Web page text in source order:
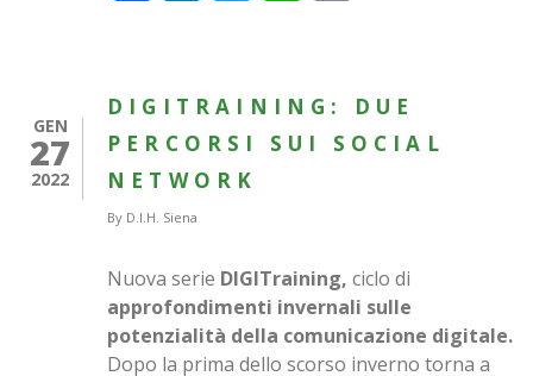
GEN
27
2022
DIGITRAINING: DUE
PERCORSI SUI SOCIAL
NETWORK
By D.I.H. Siena
Nuova serie DIGITraining, ciclo di
approfondimenti invernali sulle
potenzialità della comunicazione digitale.
Dopo la prima dello scorso inverno torna a